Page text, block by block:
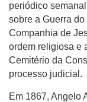
periódico
sobre a Guerra
Companhia de
ordem religiosa e
Cemitério da
processo judicial.
Em 1867, Angelo